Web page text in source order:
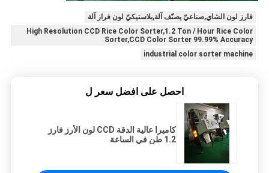
فارز لون الشاي,صناعيّ يصنّف آلة,بلاستيكيّ لون فراز آلة
High Resolution CCD Rice Color Sorter,1.2 Ton / Hour Rice Color
Sorter,CCD Color Sorter 99.99% Accuracy
industrial color sorter machine
احصل على افضل سعر ل
كاميرا عالية الدقة CCD لون الأرز فارز
1.2 طن في الساعة